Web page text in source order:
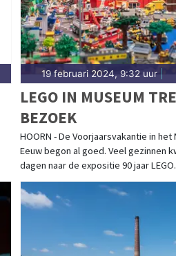
19 februari 2024, 9:32 uur|
LEGO IN MUSEUM
BEZOEK
HOORN - De Voorjaarsvakantie in het
Eeuw begon al goed. Veel gezinnen
dagen naar de expositie 90 jaar